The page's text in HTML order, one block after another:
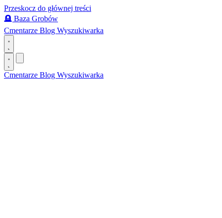
Przeskocz do głównej treści
🪦 Baza Grobów
Cmentarze Blog Wyszukiwarka
Cmentarze Blog Wyszukiwarka